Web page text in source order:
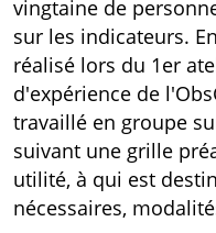
vingtaine de
sur les indicateurs.
réalisé lors du 1er
d'expérience de
travaillé en groupe
suivant une grille
utilité, à qui est
nécessaires,